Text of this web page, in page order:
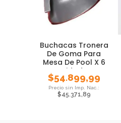
Buchacas Tronera
De Goma Para
Mesa De Pool X 6
Unidades
$54.899,99
$45.371,89